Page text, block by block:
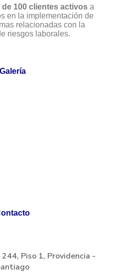
de 100 clientes activos a
en la implementación de
relacionadas con la
riesgos laborales.
Galería
Piso 1, Providencia -